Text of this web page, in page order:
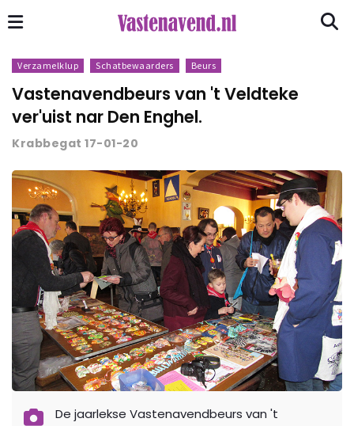
Verzamelklup Schatbewaarders Beurs
Vastenavendbeurs van 't Veldteke
ver'uist nar Den Enghel.
Krabbegat 17-01-20
De jaarlekse Vastenavendbeurs van 't